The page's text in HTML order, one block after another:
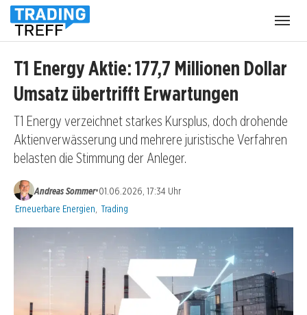
T1 Energy Aktie: 177,7 Millionen Dollar
Umsatz übertrifft Erwartungen
T1 Energy verzeichnet starkes Kursplus, doch drohende
Aktienverwässerung und mehrere juristische Verfahren
belasten die Stimmung der Anleger.
Andreas Sommer•01.06.2026, 17:34 Uhr
Kategorien:
Erneuerbare Energien Trading